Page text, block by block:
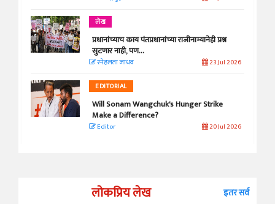
लेख
प्रधानांच्याच काय पंतप्रधानांच्या राजीनाम्यानेही प्रश्न
सुटणार नाही, पण...
स्नेहलता जाधव 23 Jul 2026
EDITORIAL
Will Sonam Wangchuk's Hunger Strike
Make a Difference?
Editor 20 Jul 2026
लोकप्रिय लेख इतर सर्व